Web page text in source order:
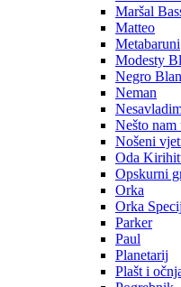
Maršal
Matteo
Metabaruni
Modesty
Negro
Neman
Nešto nam
Nošeni
Oda
Opskurni
Orka
Orka
Parker
Paul
Planetarij
Plašt i